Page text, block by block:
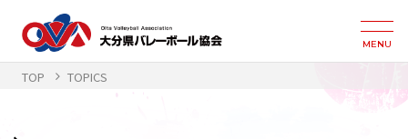
MENU
TOP TOPICS